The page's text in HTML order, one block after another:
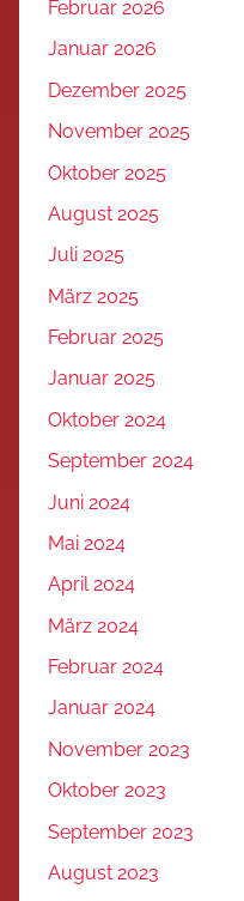
Februar 2026
Januar 2026
Dezember 2025
November 2025
Oktober 2025
August 2025
Juli 2025
März 2025
Februar 2025
Januar 2025
Oktober 2024
September 2024
Juni 2024
Mai 2024
April 2024
März 2024
Februar 2024
Januar 2024
November 2023
Oktober 2023
September 2023
August 2023